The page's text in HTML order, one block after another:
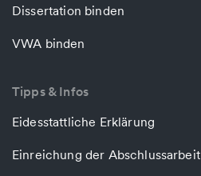
Dissertation binden
VWA binden
Tipps & Infos
Eidesstattliche Erklärung
Einreichung der Abschlussarbeit